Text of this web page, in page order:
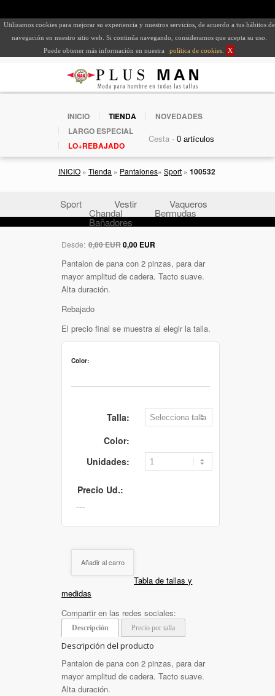
Utilizamos cookies para mejorar su experiencia y nuestros servicios, de acuerdo a tus hábitos de
navegación en nuestro sitio web. Si continúa navegando, consideramos que acepta su uso.
Puede obtener más información en nuestra
política de cookies X
INICIO TIENDA
NOVEDADES
LARGO ESPECIAL
LO+REBAJADO
Cesta -
INICIO » Tienda » Pantalones» Sport » 100532
Sport Vestir Vaqueros
Chandal Bermudas
Bañadores
Desde: 0,00 EUR0,00 EUR
Pantalon de pana con 2 pinzas, para dar
mayor amplitud de cadera. Tacto suave.
Alta duración.
Rebajado
El precio final se muestra al elegir la talla.
Color:
Talla:
Color:
Unidades:
Precio Ud.:
Añadir al carro
Tabla de tallas y
medidas
Compartir en las redes sociales:
Descripción Precio por talla
Descripción del producto
Pantalon de pana con 2 pinzas, para dar
mayor amplitud de cadera. Tacto suave.
Alta duración.